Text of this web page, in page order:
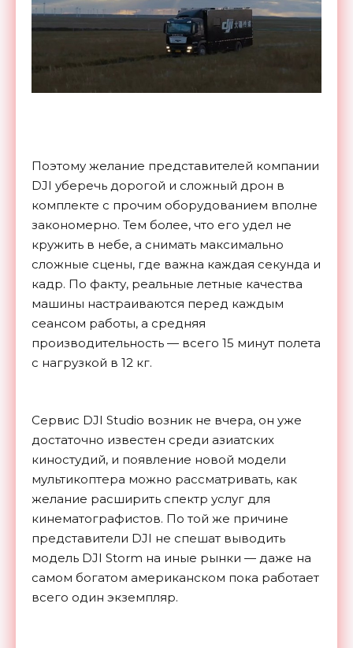
Поэтому желание представителей компании
DJI уберечь дорогой и сложный дрон в
комплекте с прочим оборудованием вполне
закономерно. Тем более, что его удел не
кружить в небе, а снимать максимально
сложные сцены, где важна каждая секунда и
кадр. По факту, реальные летные качества
машины настраиваются перед каждым
сеансом работы, а средняя
производительность — всего 15 минут полета
с нагрузкой в 12 кг.
Сервис DJI Studio возник не вчера, он уже
достаточно известен среди азиатских
киностудий, и появление новой модели
мультикоптера можно рассматривать, как
желание расширить спектр услуг для
кинематографистов. По той же причине
представители DJI не спешат выводить
модель DJI Storm на иные рынки — даже на
самом богатом американском пока работает
всего один экземпляр.